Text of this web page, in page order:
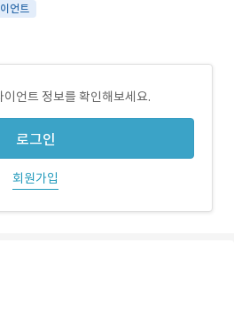
언트
언트 정보를 확인해보세요.
로그인
회원가입